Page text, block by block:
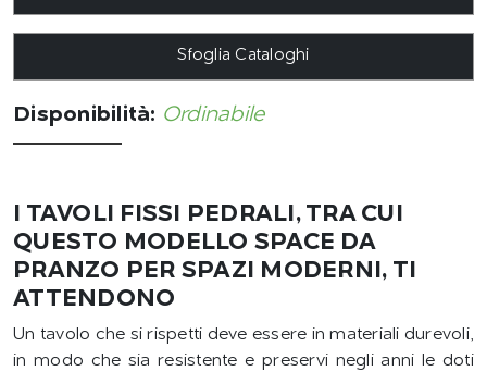
Sfoglia Cataloghi
Disponibilità: Ordinabile
I TAVOLI FISSI PEDRALI, TRA CUI
QUESTO MODELLO SPACE DA
PRANZO PER SPAZI MODERNI, TI
ATTENDONO
Un tavolo che si rispetti deve essere in materiali durevoli,
in modo che sia resistente e preservi negli anni le doti